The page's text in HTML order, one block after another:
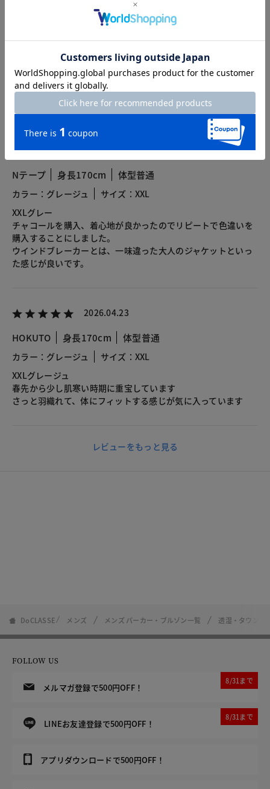
カスタマーレビュー
総合評価
5.0 4レビュー
2026.05.15
Nテープ 身長170cm 体型普通
カラー：グレージュ
サイズ：XXL
XXLグレー
チャコールを購入、着心地が良かったのでリピートで色違いを
購入することにしました。
ウインドブレーカーとは、一味違った大人のジャケットといっ
た感じが良いです。
2026.04.23
HOKUTO 身長170cm 体型普通
カラー：グレージュ
サイズ：XXL
XXLグレージュ
春先から少し肌寒い時期に重宝しています
さっと羽織れて、体にフィットする感じが気に入っています
レビューをもっと見る
DoCLASSE メンズ メンズ パーカー・ブルゾン一覧 透湿・タウンア
FOLLOW US
メルマガ登録で500円OFF！
8/31まで
LINEお友達登録で500円OFF！
8/31まで
アプリダウンロードで500円OFF！